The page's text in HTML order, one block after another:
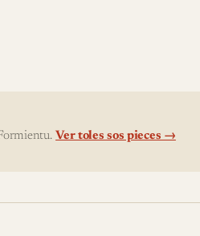
Ver toles sos pieces →